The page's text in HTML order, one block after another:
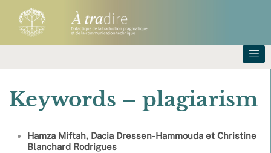
Keywords – plagiarism
Hamza Miftah, Dacia Dressen-Hammouda et Christine
Blanchard Rodrigues